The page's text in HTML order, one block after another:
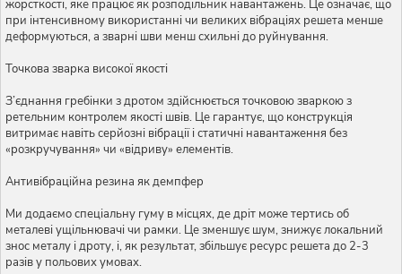
жорсткості, яке працює як розподільник навантажень. Це означає, що
при інтенсивному використанні чи великих вібраціях решета менше
деформуються, а зварні шви менш схильні до руйнування.
Точкова зварка високої якості
З’єднання гребінки з дротом здійснюється точковою зваркою з
ретельним контролем якості швів. Це гарантує, що конструкція
витримає навіть серйозні вібрації і статичні навантаження без
«розкручування» чи «відриву» елементів.
Антивібраційна резина як демпфер
Ми додаємо спеціальну гуму в місцях, де дріт може тертись об
металеві ущільнювачі чи рамки. Це зменшує шум, знижує локальний
знос металу і дроту, і, як результат, збільшує ресурс решета до 2-3
разів у польових умовах.